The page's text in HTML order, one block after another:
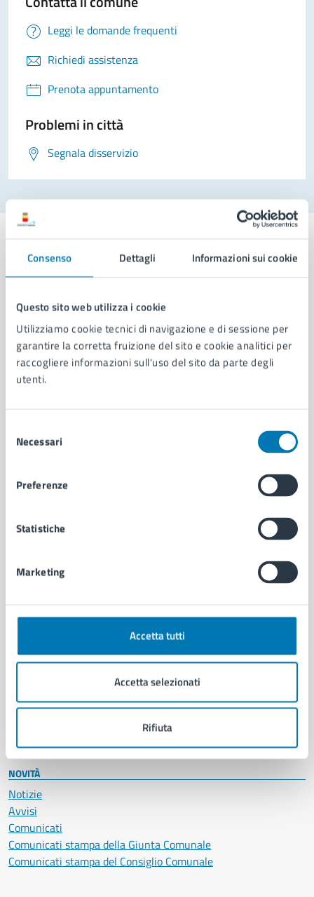
Consenso Dettagli Informazioni sui cookie
Questo sito web utilizza i cookie
Utilizziamo cookie tecnici di navigazione e di sessione per
garantire la corretta fruizione del sito e cookie analitici per
raccogliere informazioni sull'uso del sito da parte degli
utenti.
delNecessari
Preferenze
Statistiche
Marketing
Accetta tutti
Accetta selezionati
Rifiuta
Leggi le domande frequenti
Richiedi assistenza
Prenota appuntamento
Problemi in città
Segnala disservizio
AMMINISTRAZIONE
Aree amministrative
Organi di governo
Municipalità
Politici
Intranet, posta aziendale e protocollo
CATEGORIE DI SERVIZIO
Anagrafe e stato civile
Giustizia e sicurezza pubblica
Salute, benessere e assistenza
Servizi Cimiteriali
NOVITÀ
Notizie
Avvisi
Comunicati
Comunicati stampa della Giunta Comunale
Comunicati stampa del Consiglio Comunale